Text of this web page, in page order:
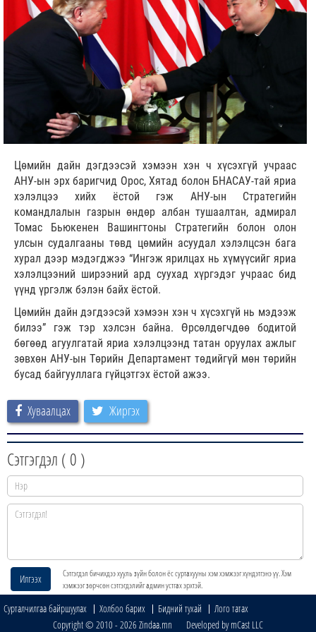
Цөмийн дайн дэгдээсэй хэмээн хэн ч хүсэхгүй учраас
АНУ-ын эрх баригчид Орос, Хятад болон БНАСАУ-тай яриа
хэлэлцээ хийх ёстой гэж АНУ-ын Стратегийн
командлалын газрын өндөр албан тушаалтан, адмирал
Томас Бьюкенен Вашингтоны Стратегийн болон олон
улсын судалгааны төвд цөмийн асуудал хэлэлцсэн бага
хурал дээр мэдэгджээ “Ингэж ярилцах нь хүмүүсийг яриа
хэлэлцээний ширээний ард суухад хүргэдэг учраас бид
үүнд үргэлж бэлэн байх ёстой.
Цөмийн дайн дэгдээсэй хэмээн хэн ч хүсэхгүй нь мэдээж
билээ” гэж тэр хэлсэн байна. Өрсөлдөгчдөө бодитой
бөгөөд агуулгатай яриа хэлэлцээнд татан оруулах ажлыг
зөвхөн АНУ-ын Төрийн Департамент төдийгүй мөн төрийн
бусад байгууллага гүйцэтгэх ёстой ажээ.
Хуваалцах Жиргэх
Сэтгэгдэл ( 0 )
Илгээх
Сэтгэгдэл бичихдээ хууль зүйн болон ёс суртахууны хэм хэмжээг хүндэтгэнэ үү. Хэм
хэмжээг зөрчсөн сэтгэгдэлийг админ устгах эрхтэй.
Сурталчилгаа байршуулах Холбоо барих Бидний тухай
Лого татах
Copyright © 2010 - 2026 Zindaa.mn Developed by mCast LLC